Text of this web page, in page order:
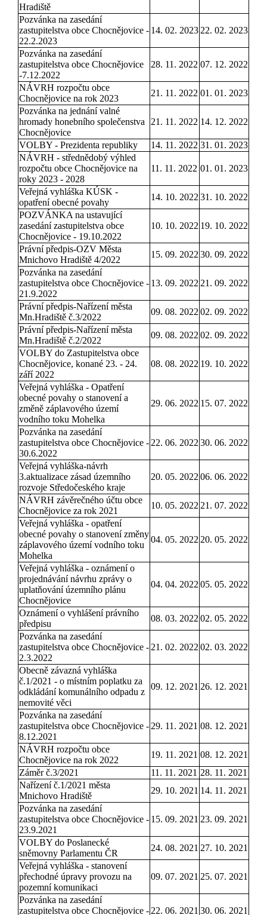
Hradiště
Pozvánka na zasedání
zastupitelstva obce Chocnějovice -
22.2.2023
14. 02. 2023 22. 02. 2023
Pozvánka na zasedání
zastupitelstva obce Chocnějovice
-7.12.2022
28. 11. 2022 07. 12. 2022
NÁVRH rozpočtu obce
Chocnějovice na rok 2023
21. 11. 2022 01. 01. 2023
Pozvánka na jednání valné
hromady honebního společenstva
Chocnějovice
21. 11. 2022 14. 12. 2022
VOLBY - Prezidenta republiky 14. 11. 2022 31. 01. 2023
NÁVRH - střednědobý výhled
rozpočtu obce Chocnějovice na
roky 2023 - 2028
11. 11. 2022 01. 01. 2023
Veřejná vyhláška KÚSK -
opatření obecné povahy
14. 10. 2022 31. 10. 2022
POZVÁNKA na ustavující
zasedání zastupitelstva obce
Chocnějovice - 19.10.2022
10. 10. 2022 19. 10. 2022
Právní předpis-OZV Města
Mnichovo Hradiště 4/2022
15. 09. 2022 30. 09. 2022
Pozvánka na zasedání
zastupitelstva obce Chocnějovice -
21.9.2022
13. 09. 2022 21. 09. 2022
Právní předpis-Nařízení města
Mn.Hradiště č.3/2022
09. 08. 2022 02. 09. 2022
Právní předpis-Nařízení města
Mn.Hradiště č.2/2022
09. 08. 2022 02. 09. 2022
VOLBY do Zastupitelstva obce
Chocnějovice, konané 23. - 24.
září 2022
08. 08. 2022 19. 10. 2022
Veřejná vyhláška - Opatření
obecné povahy o stanovení a
změně záplavového území
vodního toku Mohelka
29. 06. 2022 15. 07. 2022
Pozvánka na zasedání
zastupitelstva obce Chocnějovice -
30.6.2022
22. 06. 2022 30. 06. 2022
Veřejná vyhláška-návrh
3.aktualizace zásad územního
rozvoje Středočeského kraje
20. 05. 2022 06. 06. 2022
NÁVRH závěrečného účtu obce
Chocnějovice za rok 2021
10. 05. 2022 21. 07. 2022
Veřejná vyhláška - opatření
obecné povahy o stanovení změny
záplavového území vodního toku
Mohelka
04. 05. 2022 20. 05. 2022
Veřejná vyhláška - oznámení o
projednávání návrhu zprávy o
uplatňování územního plánu
Chocnějovice
04. 04. 2022 05. 05. 2022
Oznámení o vyhlášení právního
předpisu
08. 03. 2022 02. 05. 2022
Pozvánka na zasedání
zastupitelstva obce Chocnějovice -
2.3.2022
21. 02. 2022 02. 03. 2022
Obecně závazná vyhláška
č.1/2021 - o místním poplatku za
odkládání komunálního odpadu z
nemovité věci
09. 12. 2021 26. 12. 2021
Pozvánka na zasedání
zastupitelstva obce Chocnějovice -
8.12.2021
29. 11. 2021 08. 12. 2021
NÁVRH rozpočtu obce
Chocnějovice na rok 2022
19. 11. 2021 08. 12. 2021
Záměr č.3/2021
11. 11. 2021 28. 11. 2021
Nařízení č.1/2021 města
Mnichovo Hradiště
29. 10. 2021 14. 11. 2021
Pozvánka na zasedání
zastupitelstva obce Chocnějovice -
23.9.2021
15. 09. 2021 23. 09. 2021
VOLBY do Poslanecké
sněmovny Parlamentu ČR
24. 08. 2021 27. 10. 2021
Veřejná vyhláška - stanovení
přechodné úpravy provozu na
pozemní komunikaci
09. 07. 2021 25. 07. 2021
Pozvánka na zasedání
zastupitelstva obce Chocnějovice - 22. 06. 2021 30. 06. 2021